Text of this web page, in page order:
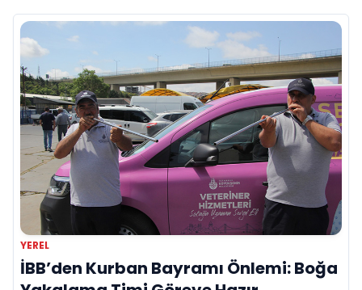
YEREL
İBB’den Kurban Bayramı Önlemi: Boğa